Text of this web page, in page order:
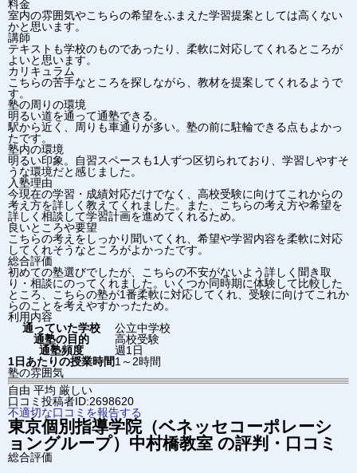
料金
室内の雰囲気やこちらの希望をふまえた学習提案としては高くない
かと思います。
講師
テキストも学校のものであったり、柔軟に対応してくれるところが
よいと思います。
カリキュラム
こちらの苦手なところを探しながら、教材を提案してくれるようで
す。
塾の周りの環境
明るい道を通って通塾できる。
駅から近く、周りも車通りが多い。塾の前に駐輪できる点もよかっ
たです。
塾内の環境
明るい印象。自習スペースも1人ずつ区切られており、学習しやすそ
うな環境だと感じました。
入塾理由
今現在の学習・成績対応だけでなく、高校受験に向けてこれからの
考え方を詳しく教えてくれました。また、こちらの考え方や希望を
詳しく相談して学習計画を進めてくれるため。
良いところや要望
こちらの考えをしっかり聞いてくれ、希望や学習内容を柔軟に対応
してくれそうなところがよかったです。
総合評価
初めての塾選びでしたが、こちらの不安がないよう詳しく聞き取
り・相談にのってくれました。いくつか同時期に体験して比較した
ところ、こちらの塾が1番柔軟に対応してくれ、受験に向けてこれか
らのことを考えやすかったため。
利用内容
通っていた学校
公立中学校
通塾の目的
高校受験
通塾頻度
週1日
1日あたりの授業時間1～2時間
塾の雰囲気
自由 平均 厳しい
口コミ投稿者ID:2698620
不適切な口コミを報告する
東京個別指導学院（ベネッセコーポレーシ
ョングループ） 中村橋教室 の評判・口コミ
総合評価